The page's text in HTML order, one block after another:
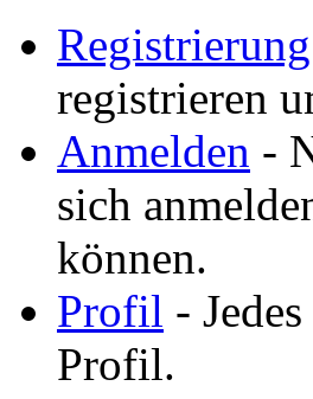
Registrierung
registrieren
Anmelden -
sich
können.
Profil -
Profil.